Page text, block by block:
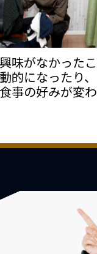
味がなかったこ
的になったり、
事の好みが変わ